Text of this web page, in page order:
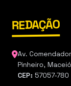
REDAÇÃO
Av.
Pinheiro,
CEP: 57057-780